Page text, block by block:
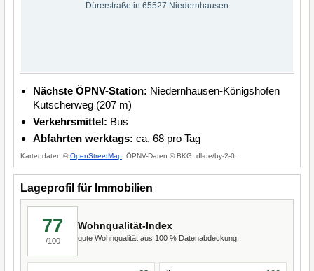
Dürerstraße in 65527 Niedernhausen
Nächste ÖPNV-Station: Niedernhausen-Königshofen
Kutscherweg (207 m)
Verkehrsmittel: Bus
Abfahrten werktags: ca. 68 pro Tag
Kartendaten ©OpenStreetMap , ÖPNV-Daten © BKG, dl-de/by-2-0.
Lageprofil für Immobilien
77
/100
Wohnqualität-Index
gute Wohnqualität aus 100 % Datenabdeckung.